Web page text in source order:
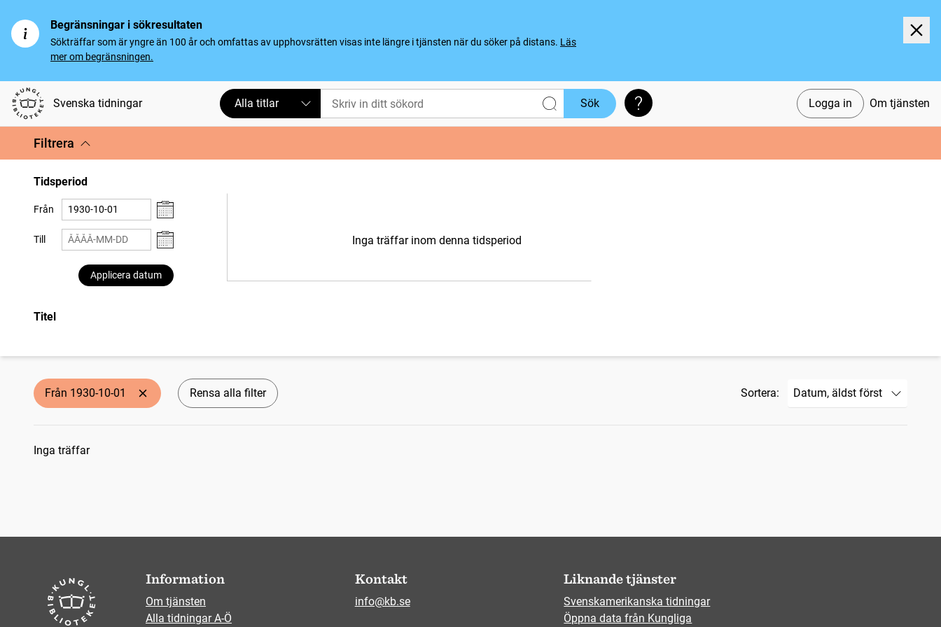
Begränsningar i sökresultaten
Sökträffar som är yngre än 100 år och omfattas av upphovsrätten visas inte längre i tjänsten när du söker på distans. Läs
mer om begränsningen.
Svenska tidningar Logga in Om tjänsten
Alla titlar Sök Söktips
Filtrera
Tidsperiod
Från
Till
Applicera datum
Inga träffar inom denna tidsperiod
Titel
Från 1930-10-01 Rensa alla filter Sortera:
Sökresultat
Inga träffar
Information
Om tjänsten
Alla tidningar A-Ö
Kontakt
info@kb.se
Liknande tjänster
Svenskamerikanska tidningar
Öppna data från Kungliga